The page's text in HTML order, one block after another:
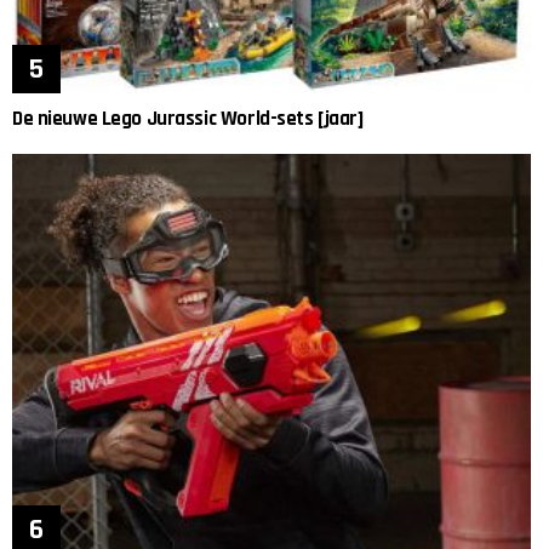
De nieuwe Lego Jurassic World-sets [jaar]